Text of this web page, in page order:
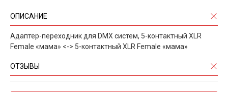
ОПИСАНИЕ
Адаптер-переходник для DMX систем, 5-контактный XLR
Female «мама» <-> 5-контактный XLR Female «мама»
ОТЗЫВЫ